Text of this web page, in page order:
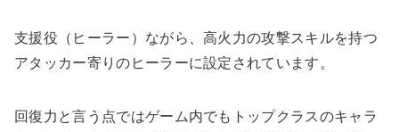
支援役（ヒーラー）ながら、高火力の攻撃スキルを持つ
アタッカー寄りのヒーラーに設定されています。
回復力と言う点ではゲーム内でもトップクラスのキャラ